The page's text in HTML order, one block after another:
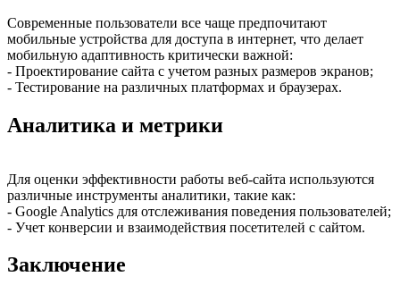
Современные пользователи все чаще предпочитают
мобильные устройства для доступа в интернет, что делает
мобильную адаптивность критически важной:
- Проектирование сайта с учетом разных размеров экранов;
- Тестирование на различных платформах и браузерах.
Аналитика и метрики
Для оценки эффективности работы веб-сайта используются
различные инструменты аналитики, такие как:
- Google Analytics для отслеживания поведения пользователей;
- Учет конверсии и взаимодействия посетителей с сайтом.
Заключение